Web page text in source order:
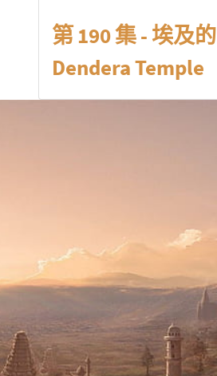
第 190 集 - 埃及的
Dendera Temple